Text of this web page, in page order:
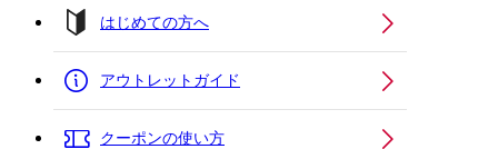
はじめての方へ
アウトレットガイド
クーポンの使い方